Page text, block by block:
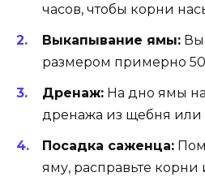
часов, чтобы корни
Выкапывание ямы:
размером примерно
Дренаж: На дно ямы
дренажа из щебня или
Посадка саженца:
яму, расправьте корни